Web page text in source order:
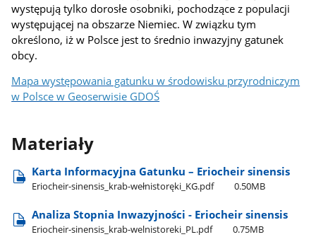
występują tylko dorosłe osobniki, pochodzące z populacji
występującej na obszarze Niemiec. W związku tym
określono, iż w Polsce jest to średnio inwazyjny gatunek
obcy.
Mapa występowania gatunku w środowisku przyrodniczym
w Polsce w Geoserwisie GDOŚ
Materiały
Karta Informacyjna Gatunku – Eriocheir sinensis
Eriocheir-sinensis​_krab-wełnistoręki​_KG.pdf 0.50MB
Analiza Stopnia Inwazyjności - Eriocheir sinensis
Eriocheir-sinensis​_krab-welnistoreki​_PL.pdf 0.75MB